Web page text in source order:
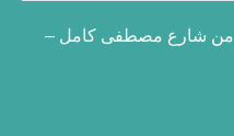
من شارع مصطفى كامل –